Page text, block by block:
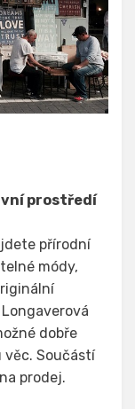
prostředí
přírodní
módy,
dobře
věc. Součástí
prodej.